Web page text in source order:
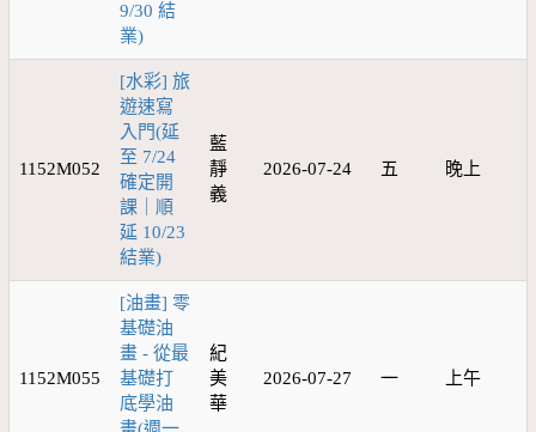
9/30 結
業)
1152M052
[水彩] 旅
遊速寫
入門(延
至 7/24
確定開
課｜順
延 10/23
結業)
藍
靜
義
2026-07-24 五 晚上
1152M055
[油畫] 零
基礎油
畫 - 從最
基礎打
底學油
紀
美
華
2026-07-27 一 上午